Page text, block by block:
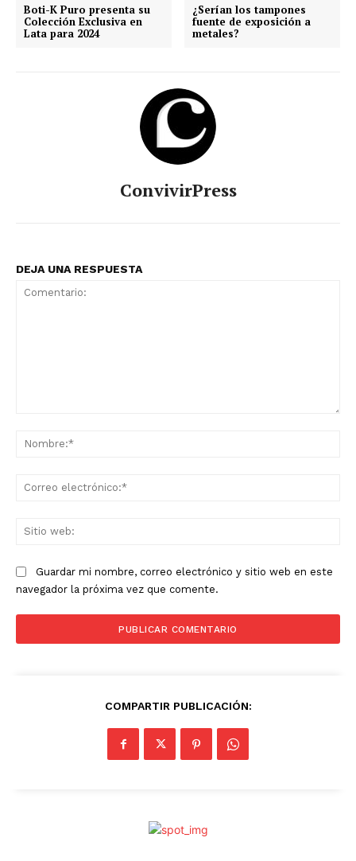
Boti-K Puro presenta su
Colección Exclusiva en
Lata para 2024
¿Serían los tampones
fuente de exposición a
metales?
ConvivirPress
DEJA UNA RESPUESTA
Guardar mi nombre, correo electrónico y sitio web en este
navegador la próxima vez que comente.
COMPARTIR PUBLICACIÓN: